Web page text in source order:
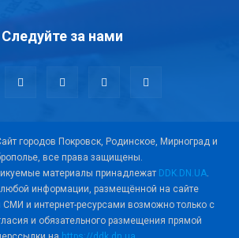
Следуйте за нами
городов Покровск, Родинское, Мирноград и
все права защищены.
материалы принадлежат DDK.DN.UA.
информации, размещённой на сайте
СМИ и интернет-ресурсами возможно только с
и обязательного размещения прямой